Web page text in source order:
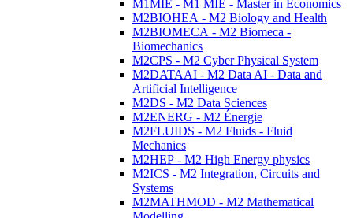
M1MIE - M1 MIE - Master in Economics
M2BIOHEA - M2 Biology and Health
M2BIOMECA - M2 Biomeca -
Biomechanics
M2CPS - M2 Cyber Physical System
M2DATAAI - M2 Data AI - Data and
Artificial Intelligence
M2DS - M2 Data Sciences
M2ENERG - M2 Énergie
M2FLUIDS - M2 Fluids - Fluid
Mechanics
M2HEP - M2 High Energy physics
M2ICS - M2 Integration, Circuits and
Systems
M2MATHMOD - M2 Mathematical